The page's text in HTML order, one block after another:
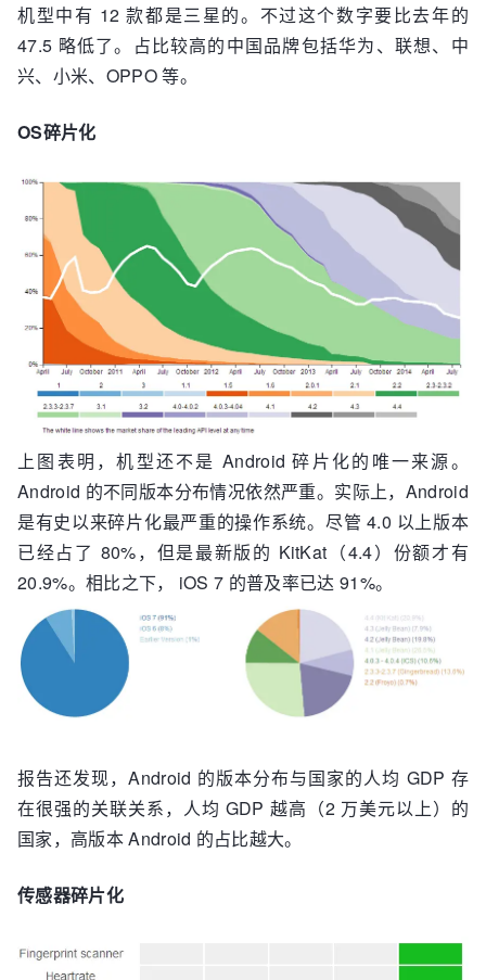
机型中有 12 款都是三星的。不过这个数字要比去年的
47.5 略低了。占比较高的中国品牌包括华为、联想、中
兴、小米、OPPO 等。
OS碎片化
上图表明，机型还不是 Android 碎片化的唯一来源。
Android 的不同版本分布情况依然严重。实际上，Android
是有史以来碎片化最严重的操作系统。尽管 4.0 以上版本
已经占了 80%，但是最新版的 KitKat（4.4）份额才有
20.9%。相比之下， iOS 7 的普及率已达 91%。
报告还发现，Android 的版本分布与国家的人均 GDP 存
在很强的关联关系，人均 GDP 越高（2 万美元以上）的
国家，高版本 Android 的占比越大。
传感器碎片化